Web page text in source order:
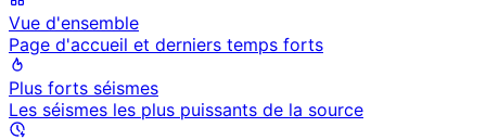
Vue d'ensemble
Page d'accueil et derniers temps forts
Plus forts séismes
Les séismes les plus puissants de la source